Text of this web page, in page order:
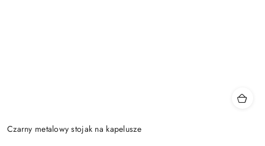
Czarny metalowy stojak na kapelusze